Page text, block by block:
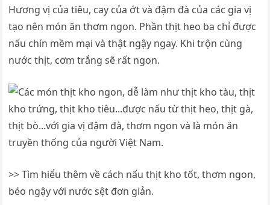
Hương vị của tiêu, cay của ớt và đậm đà của các gia vị
tạo nên món ăn thơm ngon. Phần thịt heo ba chỉ được
nấu chín mềm mại và thật ngậy ngay. Khi trộn cùng
nước thịt, cơm trắng sẽ rất ngon.
>> Tìm hiểu thêm về cách nấu thịt kho tốt, thơm ngon,
béo ngậy với nước sệt đơn giản.